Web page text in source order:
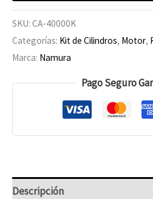
SKU: CA-40000K
Categorías: Kit de Cilindros, Motor,
Marca: Namura
Pago Seguro
Descripción